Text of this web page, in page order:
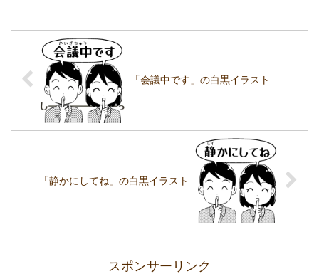
「会議中です」の白黒イラスト
「静かにしてね」の白黒イラスト
スポンサーリンク